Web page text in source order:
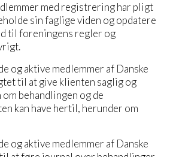
med registrering har pligt
sin faglige viden og opdatere
til foreningens regler og
og aktive medlemmer af Danske
til at give klienten saglig og
behandlingen og de
kan have hertil, herunder om
og aktive medlemmer af Danske